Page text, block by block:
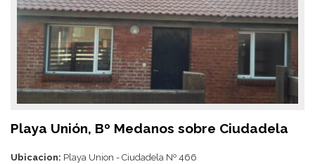
Playa Unión, Bº Medanos sobre Ciudadela
Ubicacion: Playa Union - Ciudadela Nº 466